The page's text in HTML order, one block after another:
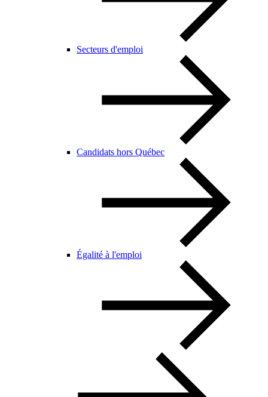
Secteurs d'emploi
Candidats hors Québec
Égalité à l'emploi